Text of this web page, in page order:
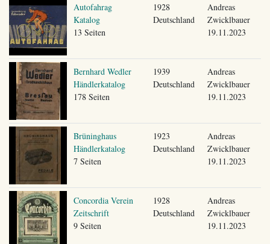
Autofahrag
Katalog
13 Seiten
1928
Deutschland
Andreas
Zwicklbauer
19.11.2023
Bernhard Wedler
Händlerkatalog
178 Seiten
1939
Deutschland
Andreas
Zwicklbauer
19.11.2023
Brüninghaus
Händlerkatalog
7 Seiten
1923
Deutschland
Andreas
Zwicklbauer
19.11.2023
Concordia Verein
Zeitschrift
9 Seiten
1928
Deutschland
Andreas
Zwicklbauer
19.11.2023